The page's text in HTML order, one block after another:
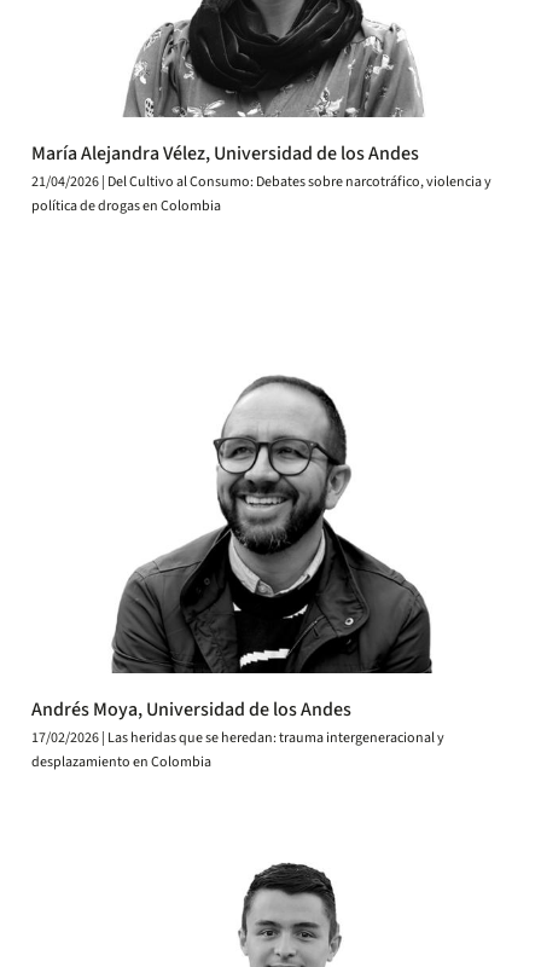
María Alejandra Vélez, Universidad de los Andes
21/04/2026 | Del Cultivo al Consumo: Debates sobre narcotráfico, violencia y
política de drogas en Colombia
Andrés Moya, Universidad de los Andes
17/02/2026 | Las heridas que se heredan: trauma intergeneracional y
desplazamiento en Colombia